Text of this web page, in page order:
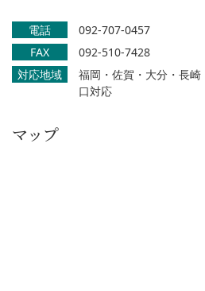
電話
092-707-0457
FAX
092-510-7428
対応地域
福岡・佐賀・大分・長
口対応
マップ